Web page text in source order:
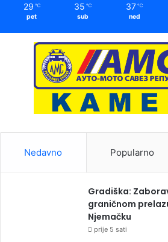
29 ℃
pet
35 ℃
sub
37 ℃
ned
Nedavno Popularno
Gradiška:
graničnom
Njemačku
prije 5 sati